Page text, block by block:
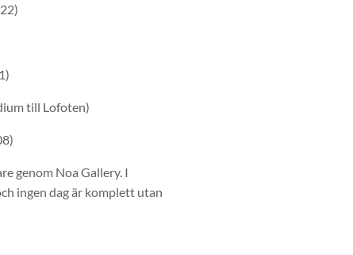
till Lofoten)
genom Noa Gallery. I
ingen dag är komplett utan